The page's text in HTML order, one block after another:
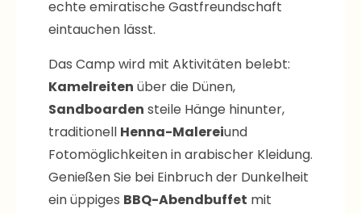
eintauchen lässt.
Kamelreitenüber die Dünen,
Sandboardensteile Hänge hinunter,
traditionellHenna-Malereiund
Fotomöglichkeiten in arabischer Kleidung.
Genießen Sie bei Einbruch der Dunkelheit
ein üppigesBBQ-Abendbuffetmit
gegrilltem Fleisch, frischen Salaten,